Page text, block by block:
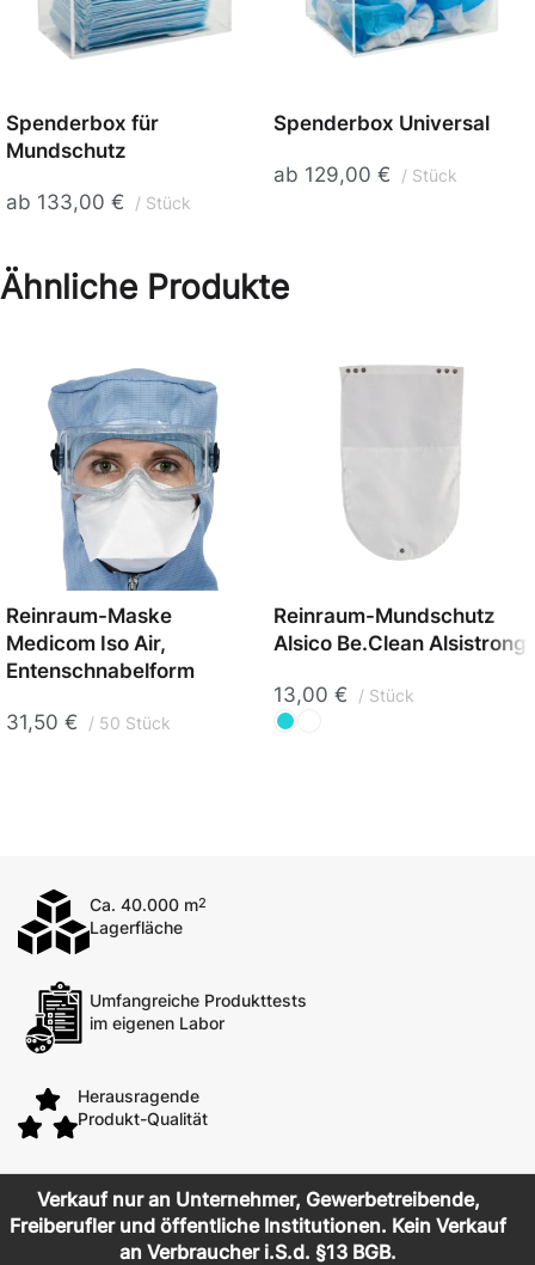
Spenderbox für
Mundschutz
ab 133,00 € Stück
Spenderbox Universal
ab 129,00 € Stück
Ähnliche Produkte
Reinraum-Maske
Medicom Iso Air,
Entenschnabelform
31,50 € 50 Stück
Reinraum-Mundschutz
Alsico Be.Clean Alsistrong
13,00 € Stück
Ca. 40.000 m2
Lagerfläche
Umfangreiche Produkttests
im eigenen Labor
Herausragende
Produkt-Qualität
Verkauf nur an Unternehmer, Gewerbetreibende,
Freiberufler und öffentliche Institutionen. Kein Verkauf
an Verbraucher i.S.d. §13 BGB.